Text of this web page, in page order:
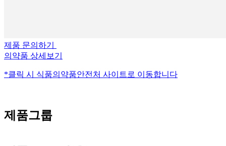
제품 문의하기
의약품 상세보기
*클릭 시 식품의약품안전처 사이트로 이동합니다
제품그룹